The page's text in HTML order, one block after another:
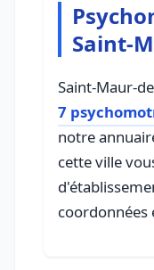
Saint-
Saint-Maur-
7
notre
cette ville
coordonnées